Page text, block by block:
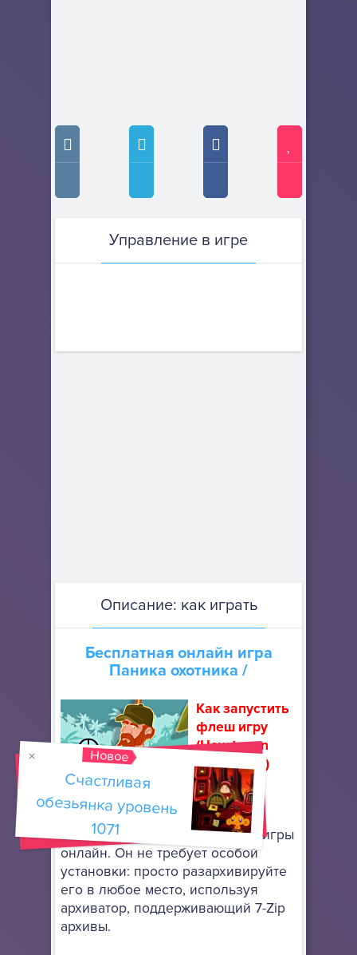
Управление в игре
Описание: как играть
Бесплатная онлайн игра
Паника охотника /
Как запустить
флеш игру
(How to run
flash game)
Скачайте
портативный браузер Mozilla
Firefox, чтобы запускать флеш игры
онлайн. Он не требует особой
установки: просто разархивируйте
его в любое место, используя
архиватор, поддерживающий 7-Zip
архивы.
Новое
Счастливая
обезьянка уровень
1071